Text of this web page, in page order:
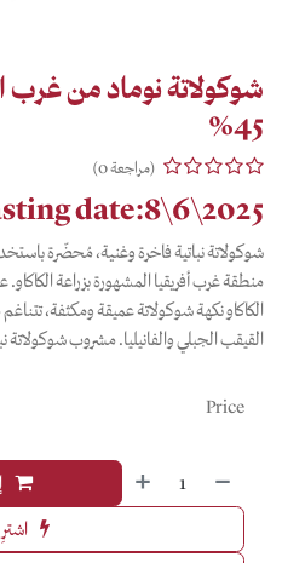
شوكولاتة نوماد من غرب
45%
(مراجعة 0)
date:8\6\2025
شوكولاتة نباتية فاخرة وغنية، مُحضّرة
منطقة غرب أفريقيا المشهورة بزراعة
الكاكاو نكهة شوكولاتة عميقة ومكثفة،
القيقب الجبلي والفانيليا. مشروب شوكولاتة
Price